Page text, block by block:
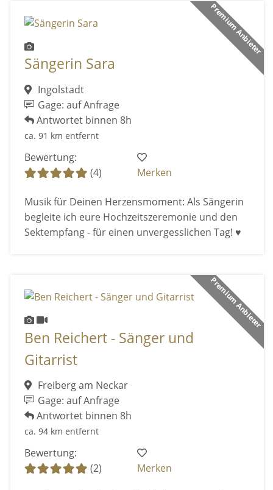
Premium Anbieter
Sängerin Sara
Ingolstadt
Gage: auf Anfrage
Antwortet binnen 8h
ca. 91 km entfernt
Bewertung:
(4)
Merken
Musik für Deinen Herzensmoment: Als Sängerin
begleite ich eure Hochzeitszeremonie und den
Sektempfang - für einen unvergesslichen Tag! ♥
Premium Anbieter
Ben Reichert - Sänger und
Gitarrist
Freiberg am Neckar
Gage: auf Anfrage
Antwortet binnen 8h
ca. 94 km entfernt
Bewertung:
(2)
Merken